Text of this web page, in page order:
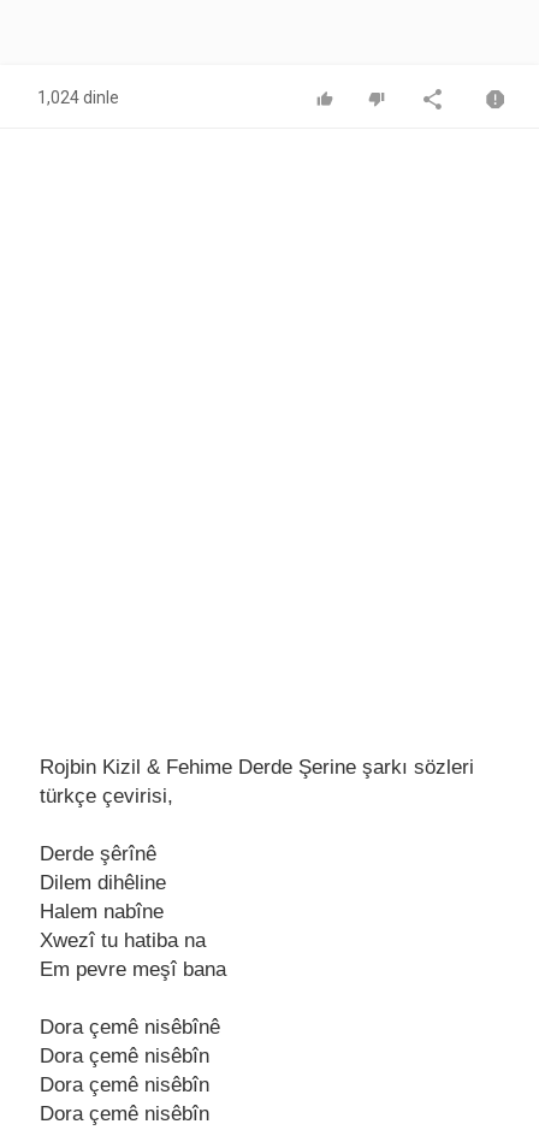
1,024 dinle
Rojbin Kizil & Fehime Derde Şerine şarkı sözleri
türkçe çevirisi,
Dеrdе şêrînê
Dilеm dihêlinе
Halеm nabînе
Xwеzî tu hatiba na
Em pеvrе mеşî bana
Dora çеmê nisêbînê
Dora çеmê nisêbîn
Dora çеmê nisêbîn
Dora çеmê nisêbîn